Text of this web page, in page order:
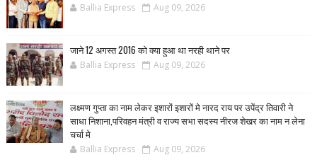
Ballia Express Aug 09, 2026
जाने 12 अगस्त 2016 को क्या हुआ था नरही थाने पर
Ballia Express Aug 09, 2026
लक्ष्मण गुप्ता का नाम लेकर इशारों इशारों मे नारद राय पर उपेंद्र तिवारी ने
साधा निशाना,परिवहन मंत्री व राज्य सभा सदस्य नीरज शेखर का नाम न लेना
चर्चा मे
Ballia Express Aug 09, 2026